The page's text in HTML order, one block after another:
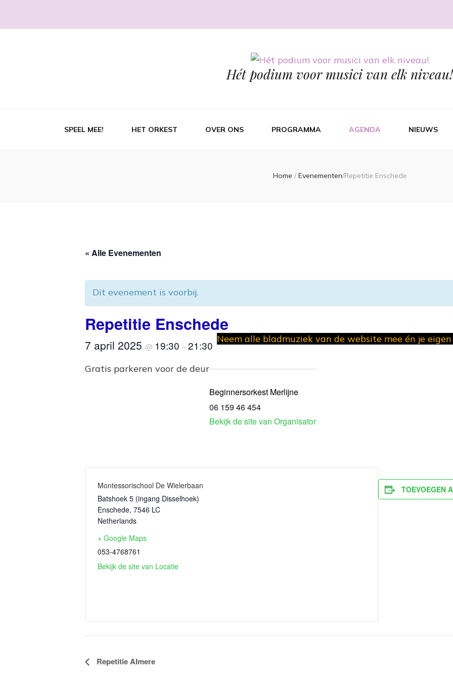
Hét podium voor musici van elk niveau!
SPEEL MEE! HET ORKEST OVER ONS PROGRAMMA AGENDA NIEUWS
Home / Evenementen/Repetitie Enschede
« Alle Evenementen
Dit evenement is voorbij.
Repetitie Enschede
7 april 2025 @ 19:30 –21:30 Neem alle bladmuziek van de website mee én je
Gratis parkeren voor de deur
Beginnersorkest Merlijne
06 159 46 454
Bekijk de site van Organisator
Montessorischool De Wielerbaan
Batshoek 5 (ingang Disselhoek)
Enschede, 7546 LC
Netherlands
+ Google Maps
053-4768761
Bekijk de site van Locatie
TOEVOEGEN
Evenement
Repetitie Almere